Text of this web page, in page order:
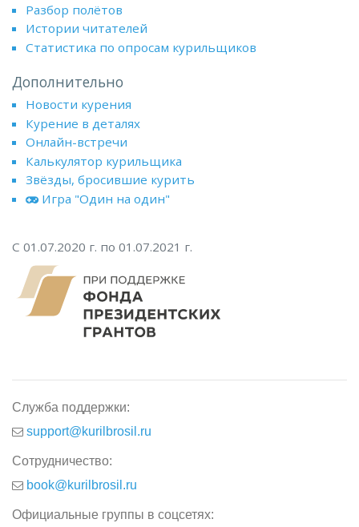
Разбор полётов
Истории читателей
Статистика по опросам курильщиков
Дополнительно
Новости курения
Курение в деталях
Онлайн-встречи
Калькулятор курильщика
Звёзды, бросившие курить
Игра "Один на один"
С 01.07.2020 г. по 01.07.2021 г.
Служба поддержки:
support@kurilbrosil.ru
Сотрудничество:
book@kurilbrosil.ru
Официальные группы в соцсетях: